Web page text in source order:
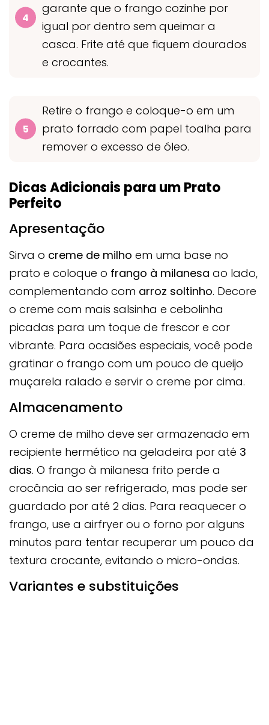
garante que o frango cozinhe por
igual por dentro sem queimar a
casca. Frite até que fiquem dourados
e crocantes.
Retire o frango e coloque-o em um
prato forrado com papel toalha para
remover o excesso de óleo.
Dicas Adicionais para um Prato
Perfeito
Apresentação
Sirva o creme de milho em uma base no
prato e coloque o frango à milanesa ao lado,
complementando com arroz soltinho. Decore
o creme com mais salsinha e cebolinha
picadas para um toque de frescor e cor
vibrante. Para ocasiões especiais, você pode
gratinar o frango com um pouco de queijo
muçarela ralado e servir o creme por cima.
Almacenamento
O creme de milho deve ser armazenado em
recipiente hermético na geladeira por até 3
dias. O frango à milanesa frito perde a
crocância ao ser refrigerado, mas pode ser
guardado por até 2 dias. Para reaquecer o
frango, use a airfryer ou o forno por alguns
minutos para tentar recuperar um pouco da
textura crocante, evitando o micro-ondas.
Variantes e substituições